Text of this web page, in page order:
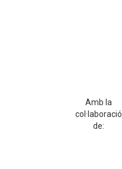
Amb la
col·laboració
de: